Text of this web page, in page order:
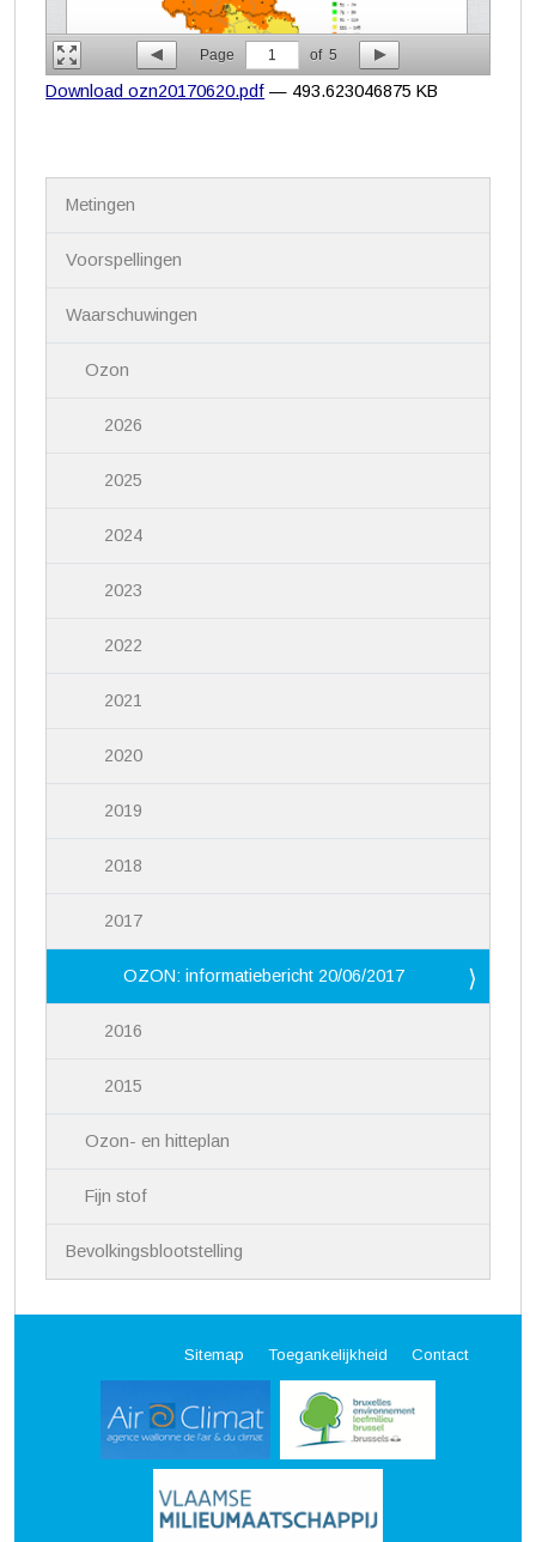
Page 1 of 5
Download ozn20170620.pdf — 493.623046875 KB
Metingen
Voorspellingen
Waarschuwingen
Ozon
2026
2025
2024
2023
2022
2021
2020
2019
2018
2017
OZON: informatiebericht 20/06/2017
2016
2015
Ozon- en hitteplan
Fijn stof
Bevolkingsblootstelling
Sitemap Toegankelijkheid Contact